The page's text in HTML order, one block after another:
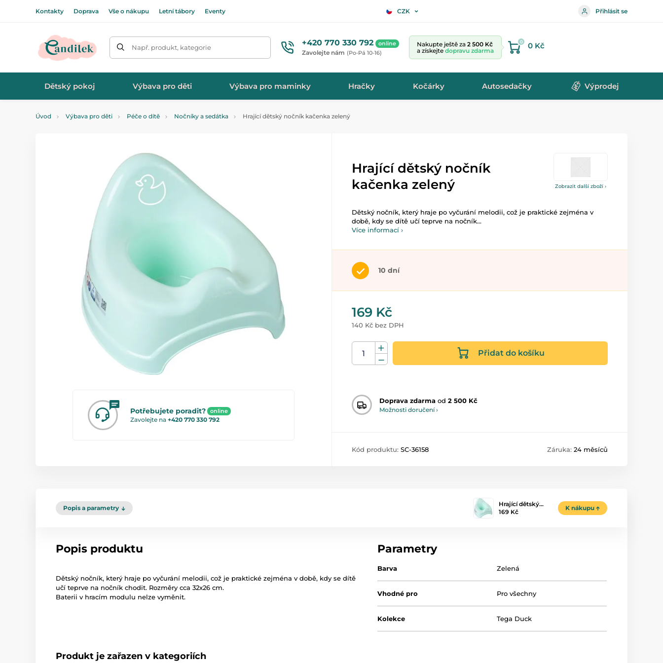
Kontakty Doprava Vše o nákupu Letní tábory Eventy CZK Přihlásit se
Např. produkt, kategorie +420 770 330 792 online
Zavolejte nám (Po-Pá 10-16)
Nakupte ještě za 2 500 Kč
a získejte dopravu zdarma
0 0 Kč
Dětský pokoj Výbava pro děti Výbava pro maminky Hračky Kočárky Autosedačky Výprodej
Úvod Výbava pro děti Péče o dítě Nočníky a sedátka Hrající dětský nočník kačenka zelený
Zobrazit další zboží ›
Potřebujete poradit? online
Zavolejte na +420 770 330 792
Hrající dětský nočník
kačenka zelený
Dětský nočník, který hraje po vyčurání melodii, což je praktické zejména v
době, kdy se dítě učí teprve na nočník...
Více informací ›
10 dní
169 Kč
140 Kč bez DPH
Přidat do košíku
Doprava zdarma od 2 500 Kč
Možnosti doručení ›
Kód produktu: SC-36158 Záruka: 24 měsíců
Popis a parametry
Hrající dětský…
169 Kč
K nákupu
Popis produktu
Dětský nočník, který hraje po vyčurání melodii, což je praktické zejména v době, kdy se dítě
učí teprve na nočník chodit. Rozměry cca 32x26 cm.
Baterii v hracím modulu nelze vyměnit.
Produkt je zařazen v kategoriích
Parametry
Barva Zelená
Vhodné pro Pro všechny
Kolekce Tega Duck